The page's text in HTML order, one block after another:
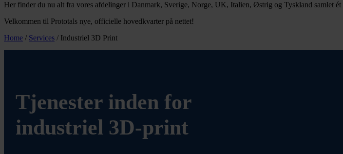
Her finder du nu alt fra vores afdelinger i Danmark, Sverige, Norge, UK, Italien, Østrig og Tyskland samlet ét
Velkommen til Prototals nye, officielle hovedkvarter på nettet!
Home / Services / Industriel 3D Print
Tjenester inden for
industriel 3D-print